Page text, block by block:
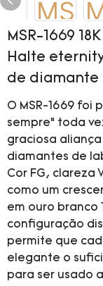
MSR-1669
Halte
de diamante
O MSR-1669 foi
sempre” toda
graciosa
diamantes de
Cor FG,
como um
em ouro branco
configuração
permite que
elegante o
para ser usado